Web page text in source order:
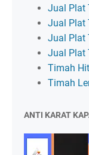
Jual Plat
Jual Plat
Jual Plat
Jual Plat
Timah
Timah
ANTI KARAT